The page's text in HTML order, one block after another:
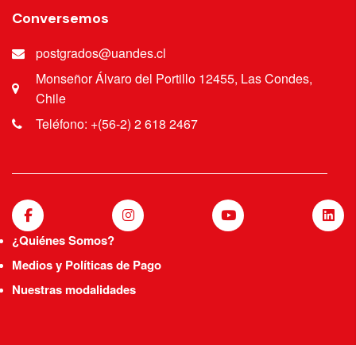
Conversemos
postgrados@uandes.cl
Monseñor Álvaro del Portillo 12455, Las Condes,
Chile
Teléfono: +(56-2) 2 618 2467
¿Quiénes Somos?
Medios y Políticas de Pago
Nuestras modalidades